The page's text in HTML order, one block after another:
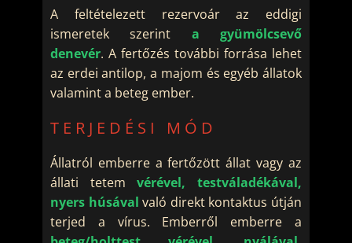
A feltételezett rezervoár az eddigi
ismeretek szerint a gyümölcsevő
denevér. A fertőzés további forrása lehet
az erdei antilop, a majom és egyéb állatok
valamint a beteg ember.
TERJEDÉSI MÓD
Állatról emberre a fertőzött állat vagy az
állati tetemvérével, testváladékával,
nyers húsával való direkt kontaktus útján
terjed a vírus. Emberről emberre a